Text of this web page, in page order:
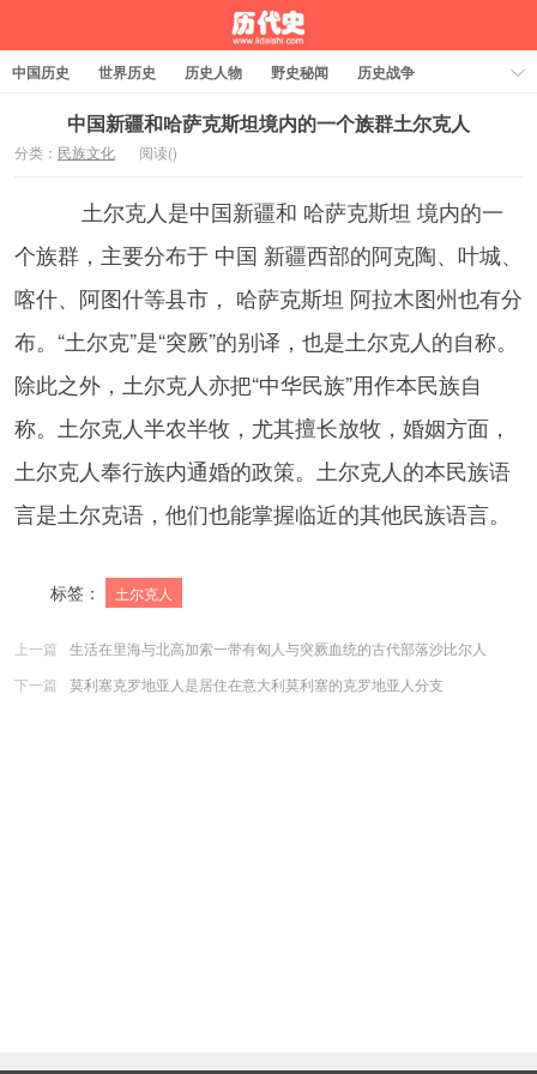
中国历史 世界历史 历史人物 野史秘闻
历史战争
历史故事
历史文化 周公解梦
中国新疆和哈萨克斯坦境内的一个族群土尔克人
分类： 民族文化 阅读()
土尔克人是中国新疆和 哈萨克斯坦 境内的一
个族群，主要分布于 中国 新疆西部的阿克陶、叶城、
喀什、阿图什等县市， 哈萨克斯坦 阿拉木图州也有分
布。“土尔克”是“突厥”的别译，也是土尔克人的自称。
除此之外，土尔克人亦把“中华民族”用作本民族自
称。土尔克人半农半牧，尤其擅长放牧，婚姻方面，
土尔克人奉行族内通婚的政策。土尔克人的本民族语
言是土尔克语，他们也能掌握临近的其他民族语言。
标签： 土尔克人
上一篇
生活在里海与北高加索一带有匈人与突厥血统的古代部落沙比尔人
下一篇
莫利塞克罗地亚人是居住在意大利莫利塞的克罗地亚人分支